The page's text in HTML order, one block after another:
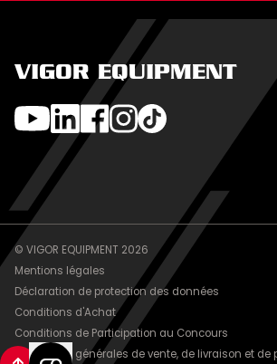
VIGOR EQUIPMENT
© VIGOR EQUIPMENT 2026
Mentions légales
Déclaration de protection des données
Conditions d'Achat
Conditions de Participation au Concours
Conditions générales de vente, de livraison et